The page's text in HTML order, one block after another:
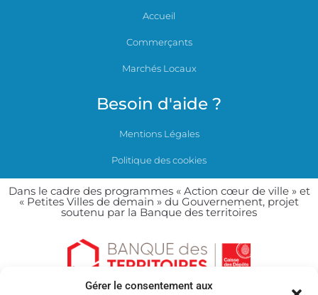
Gérer le consentement aux
Accueil
Commerçants
Marchés Locaux
Besoin d'aide ?
Mentions Légales
Politique des cookies
Dans le cadre des programmes « Action cœur de ville » et
« Petites Villes de demain » du Gouvernement, projet
soutenu par la Banque des territoires